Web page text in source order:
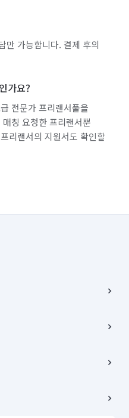
만 가능합니다. 결제 후의
가요?
전문가 프리랜서풀을
칭 요청한 프리랜서뿐
리랜서의 지원서도 확인할
중학동, 트윈트리빌딩) B동 5층
곡로 24, 7층, 8층 미소
은 거래당사자에게 있습니다.
Reserved.